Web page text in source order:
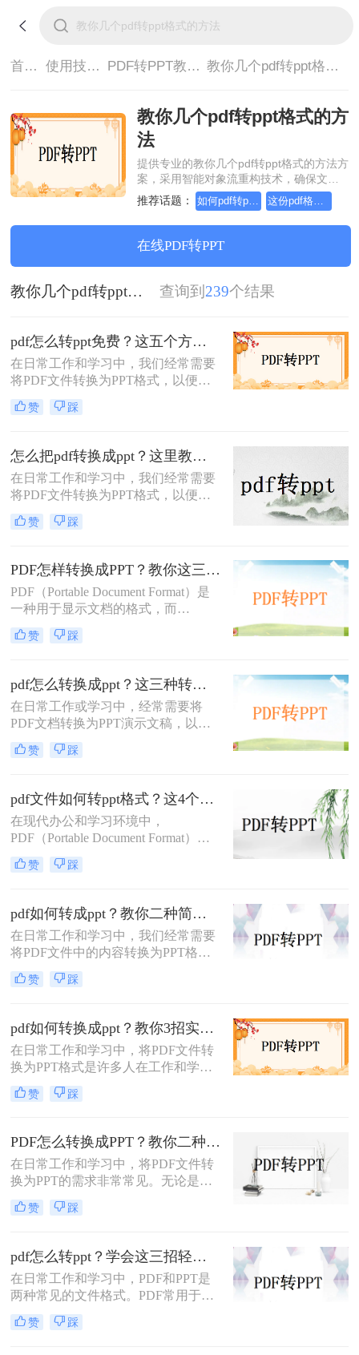
首页> 使用技巧> PDF转PPT教程> 教你几个pdf转ppt格式的方法
教你几个pdf转ppt格式的方
法
提供专业的教你几个pdf转ppt格式的方法方
案，采用智能对象流重构技术，确保文档
1:1高保真还原且排版不乱码。支持一键批
量处理，全链路 SSL 加密保障隐私安全。
助您快速实现教你几个pdf转ppt格式的方
法，无需安装，高效办公。
推荐话题： 如何pdf转ppt，这个方法简单又方便
在线PDF转PPT
教你几个pdf转ppt格式的方法 查询到 239个结果
pdf怎么转ppt免费？这五个方法请收好！方便又好用！
在日常工作和学习中，我们经常需要
将PDF文件转换为PPT格式，以便进
行演示或编辑。那么pdf怎么转ppt免
费呢？虽然市面上有许多付费的转换
转PPT方法，帮助你轻松实现文件格
式的转换。
赞 踩
怎么把pdf转换成ppt？这里教你这四种方法！
在日常工作和学习中，我们经常需要
将PDF文件转换为PPT格式，以便更
好地进行演示和编辑。那么怎么把
PDF转换成PPT呢？以下将介绍三种
PDF到PPT的转换。
赞 踩
PDF怎样转换成PPT？教你这三种转换方法！
PDF（Portable Document Format）是
一种用于显示文档的格式，而
PPT（PowerPoint）是一种用于演示的
文件格式。PDF文件常用于保存文档
文件转换为PPT格式以便于制作演示
文稿。那么PDF怎样转换成PPT呢？
在本文中，我们将介绍三种方法，以
帮助您将PDF文件转换为PPT文件。
赞 踩
pdf怎么转换成ppt？这三种转换方法分享给你!！
在日常工作或学习中，经常需要将
PDF文档转换为PPT演示文稿，以便
于更好地展示和编辑内容。
PDF（Portable Document Format）因
用，但PPT（PowerPoint）则因其动态
演示功能而备受青睐。那么pdf怎么转
换成ppt呢？本文将介绍三种将PDF转
换为PPT的高效方法，帮助您轻松完
成格式转换。
赞 踩
pdf文件如何转ppt格式？这4个方法请收好！方便又好用！
在现代办公和学习环境中，
PDF（Portable Document Format）因
其出色的跨平台兼容性和保持文档格
式不变的能力而广受欢迎。然而，在
件中的内容转换成PPT（PowerPoint
Presentation）格式，以便进行演示或
进一步编辑。那么pdf文件如何转ppt
格式呢？本文将详细介绍几种将PDF
文件转换为PPT格式的有效方法，帮
助您轻松应对这一需求。
赞 踩
pdf如何转成ppt？教你二种简单实用的转换方法!
在日常工作和学习中，我们经常需要
将PDF文件中的内容转换为PPT格
式，以便于演示和分享。那么PDF如
何转成PPT呢？以下是两种常用的方
换。
赞 踩
pdf如何转换成ppt？教你3招实用方法轻松搞定！
在日常工作和学习中，将PDF文件转
换为PPT格式是许多人在工作和学习
中常遇到的需求，特别是当需要将
PDF中的内容进行编辑、演示或分享
文将介绍三种常用的PDF转PPT的方
法。
赞 踩
PDF怎么转换成PPT？教你二种转换方法！
在日常工作和学习中，将PDF文件转
换为PPT的需求非常常见。无论是为
了方便展示、编辑还是进一步处理，
掌握几种高效的PDF转PPT方法都是
PPT呢？本文将详细介绍两种常见的
PDF转PPT方法，帮助用户轻松完成
文件格式转换。
赞 踩
pdf怎么转ppt？学会这三招轻松搞定转换！
在日常工作和学习中，PDF和PPT是
两种常见的文件格式。PDF常用于文
档的查看和分享，而PPT则更多地用
于制作演示文稿和进行演讲。有时，
赞 踩